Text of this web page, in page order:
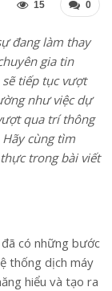
0
15
đang làm thay
gia tin
tiếp tục vượt
như việc dự
qua trí thông
cùng tìm
trong bài viết
có những bước
thống dịch máy
hiểu và tạo ra